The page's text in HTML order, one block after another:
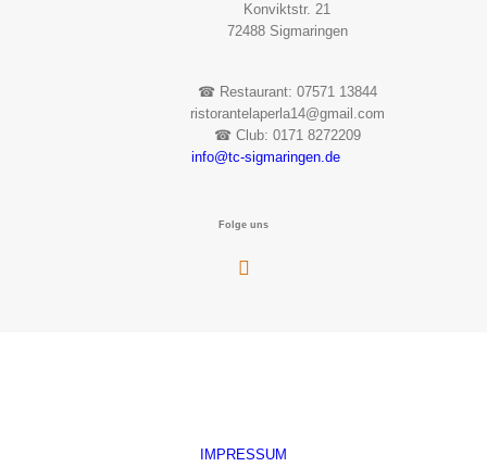
Konviktstr. 21
72488 Sigmaringen
☎︎ Restaurant: 07571 13844
ristorantelaperla14@gmail.com
☎︎ Club: 0171 8272209
info@tc-sigmaringen.de
Folge uns
IMPRESSUM